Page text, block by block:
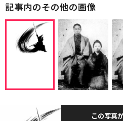
記事内のその他の画像
この写真